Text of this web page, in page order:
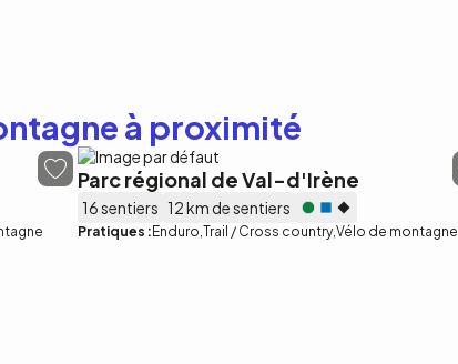
à proximité
Parc régional de Val-d'Irène
16 sentiers 12 km de sentiers
Pratiques : Enduro Trail / Cross country Vélo de montagne